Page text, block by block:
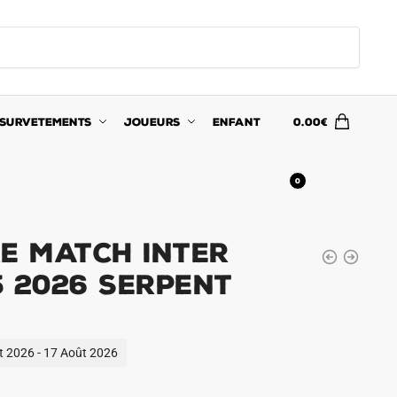
JOUEURS ENFANT 0.00€
0
Match Inter
2026 Serpent
2026 - 17 Août 2026